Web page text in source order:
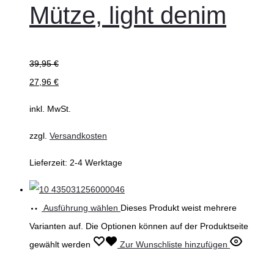
Mütze, light denim
39,95€
27,96 €
inkl. MwSt.
zzgl. Versandkosten
Lieferzeit: 2-4 Werktage
Ausführung wählen Dieses Produkt weist mehrere
Varianten auf. Die Optionen können auf der Produktseite
gewählt werden
Zur Wunschliste hinzufügen